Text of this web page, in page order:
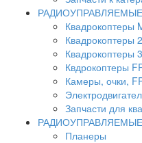
Квадрокоптеры
Квадрокоптеры
Квадрокоптеры
Квдрокоптеры
Камеры, очки,
Запчасти для
Планеры